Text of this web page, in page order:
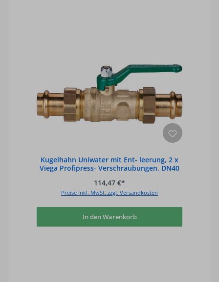
Kugelhahn Uniwater mit Ent- leerung, 2 x
Viega Profipress- Verschraubungen, DN40
114,47 €*
Preise inkl. MwSt. zzgl. Versandkosten
In den Warenkorb